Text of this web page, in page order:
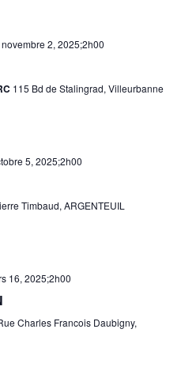
novembre 2, 2025;2h00
115 Bd de Stalingrad, Villeurbanne
5, 2025;2h00
Timbaud, ARGENTEUIL
16, 2025;2h00
Charles Francois Daubigny,